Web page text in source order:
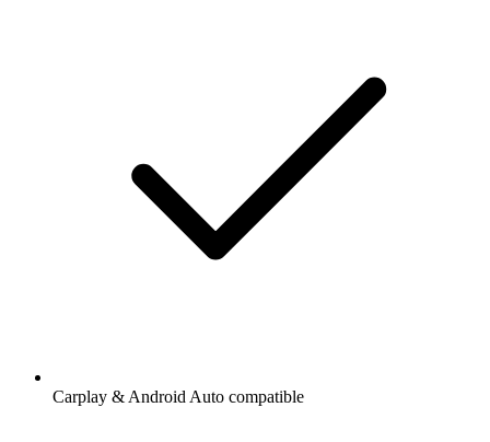
Carplay & Android Auto compatible